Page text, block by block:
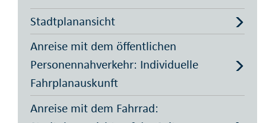
Stadtplanansicht
Anreise mit dem öffentlichen
Personennahverkehr: Individuelle
Fahrplanauskunft
Anreise mit dem Fahrrad: